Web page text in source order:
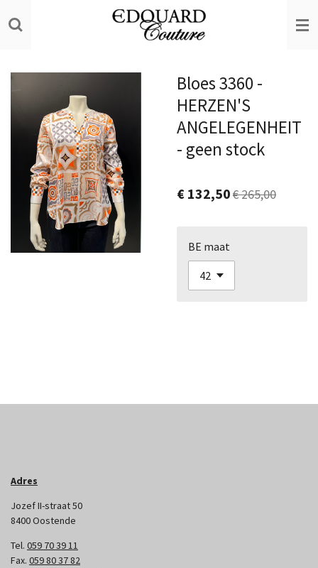
direct
Bloes 3360 -
HERZEN'S
ANGELEGENHEIT
- geen stock
€ 132,50€ 265,00
BE maat
Adres
Jozef II-straat 50
8400 Oostende
Tel. 059 70 39 11
Fax. 059 80 37 82